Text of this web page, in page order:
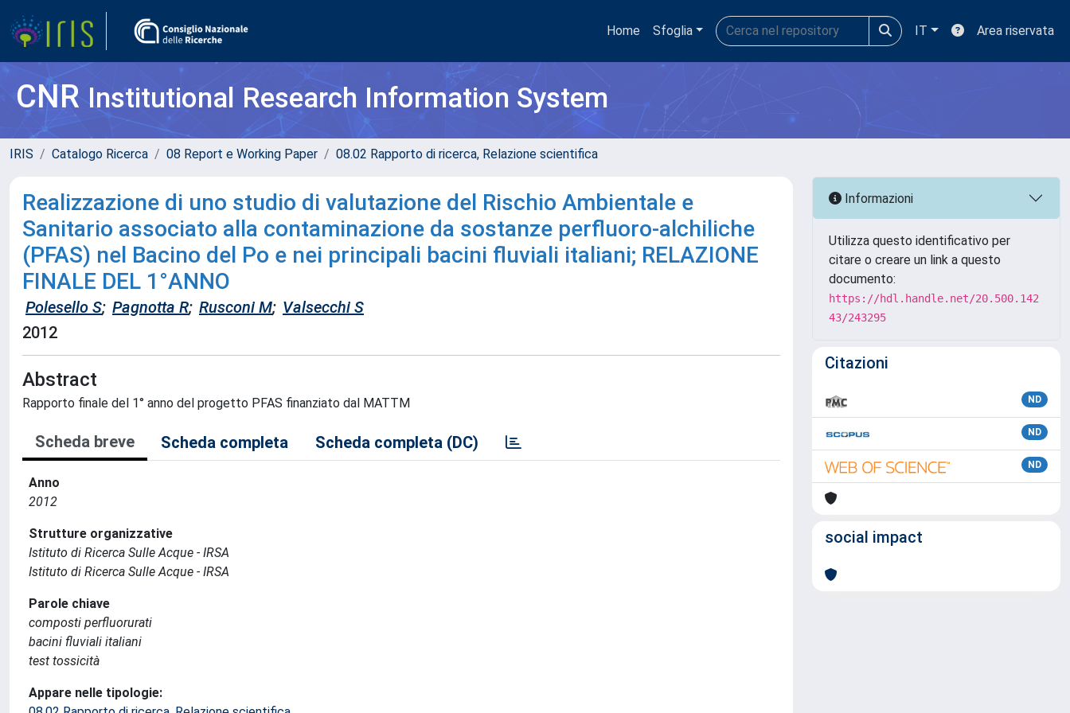
Home Sfoglia IT Area riservata
CNRInstitutional Research Information System
IRIS Catalogo Ricerca 08 Report e Working Paper 08.02 Rapporto di ricerca, Relazione scientifica
Realizzazione di uno studio di valutazione del Rischio Ambientale e
Sanitario associato alla contaminazione da sostanze perfluoro-alchiliche
(PFAS) nel Bacino del Po e nei principali bacini fluviali italiani; RELAZIONE
FINALE DEL 1°ANNO
Polesello S; Pagnotta R; Rusconi M; Valsecchi S
2012
Abstract
Rapporto finale del 1° anno del progetto PFAS finanziato dal MATTM
Scheda breve Scheda completa Scheda completa (DC)
Anno
2012
Strutture organizzative
Istituto di Ricerca Sulle Acque - IRSA
Istituto di Ricerca Sulle Acque - IRSA
Parole chiave
composti perfluorurati
bacini fluviali italiani
test tossicità
Appare nelle tipologie:
Informazioni
Utilizza questo identificativo per
citare o creare un link a questo
documento:
https://hdl.handle.net/20.500.142
43/243295
Citazioni
ND
ND
ND
social impact